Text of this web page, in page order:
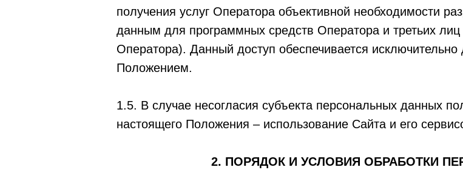
получения услуг Оператора объективной необходимости
данным для программных средств Оператора и третьих
Оператора). Данный доступ обеспечивается
Положением.
1.5. В случае несогласия субъекта персональных данных
настоящего Положения – использование Сайта и его
2. ПОРЯДОК И УСЛОВИЯ ОБРАБОТКИ